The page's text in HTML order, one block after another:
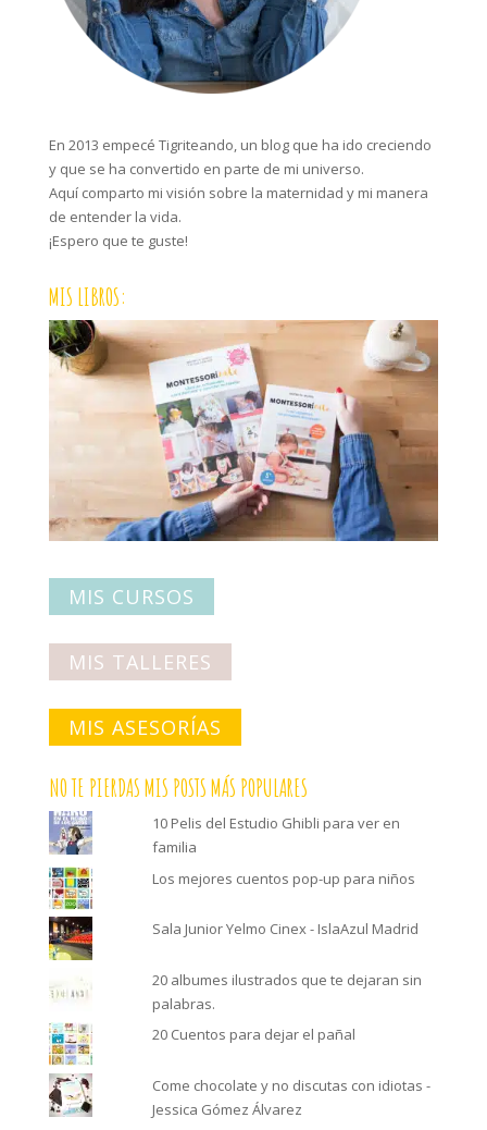
En 2013 empecé Tigriteando, un blog que ha ido creciendo
y que se ha convertido en parte de mi universo.
Aquí comparto mi visión sobre la maternidad y mi manera
de entender la vida.
¡Espero que te guste!
MIS LIBROS:
MIS CURSOS
MIS TALLERES
MIS ASESORÍAS
NO TE PIERDAS MIS POSTS MÁS POPULARES
10 Pelis del Estudio Ghibli para ver en
familia
Los mejores cuentos pop-up para niños
Sala Junior Yelmo Cinex - IslaAzul Madrid
20 albumes ilustrados que te dejaran sin
palabras.
20 Cuentos para dejar el pañal
Come chocolate y no discutas con idiotas -
Jessica Gómez Álvarez